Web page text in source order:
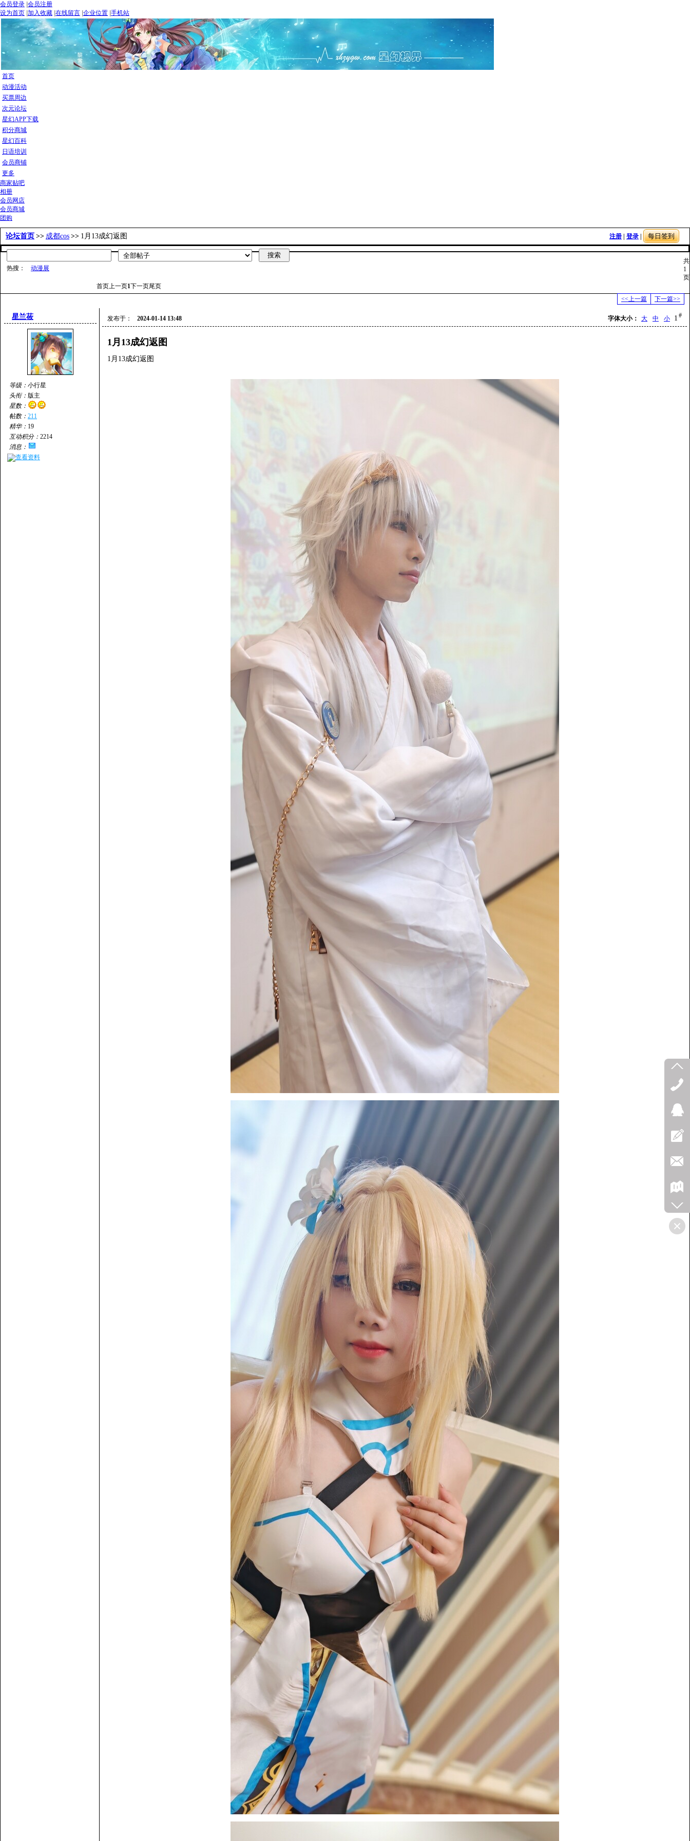
会员登录 会员注册
设为首页 加入收藏 在线留言 企业位置 手机站
首页
动漫活动
买票周边
次元论坛
星幻APP下载
积分商城
星幻百科
日语培训
会员商铺
更多
商家贴吧
相册
会员网店
会员商城
团购
论坛首页 >> 成都cos >> 1月13成幻返图 注册 登录
热搜： 动漫展
共
1
页
首页上一页1下一页尾页
<<上一篇
下一篇>>
星兰莜
等级： 小行星
头衔： 版主
星数：
帖数： 211
精华： 19
互动积分： 2214
消息：
查看资料
发布于： 2024-01-14 13:48 字体大小： 大 中 小 1 #
1月13成幻返图
1月13成幻返图